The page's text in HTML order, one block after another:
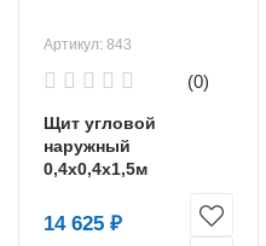
Артикул: 843
(0)
Щит угловой
наружный
0,4х0,4х1,5м
14 625 ₽